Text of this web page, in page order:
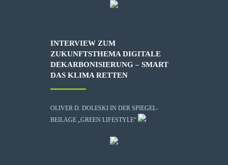
INTERVIEW ZUM
ZUKUNFTSTHEMA DIGITALE
DEKARBONISIERUNG – SMART
DAS KLIMA RETTEN
OLIVER D. DOLESKI IN DER SPIEGEL-
BEILAGE „GREEN LIFESTYLE“